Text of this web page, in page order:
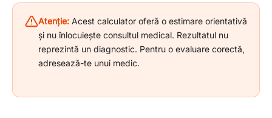
Atenție: Acest calculator oferă o estimare orientativă
și nu înlocuiește consultul medical. Rezultatul nu
reprezintă un diagnostic. Pentru o evaluare corectă,
adresează-te unui medic.